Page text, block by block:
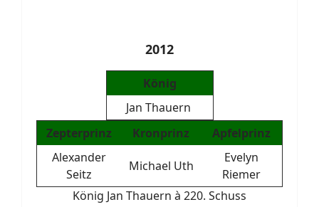
2012
König
Jan Thauern
Zepterprinz
Kronprinz
Apfelprinz
Alexander
Seitz
Michael Uth
Evelyn
Riemer
König Jan Thauern à 220. Schuss